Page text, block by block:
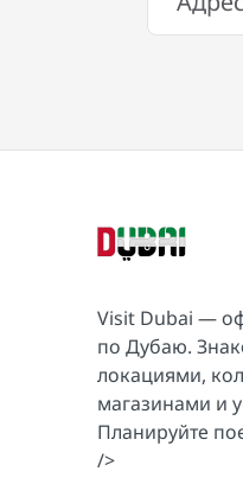
Visit Dubai —
по Дубаю.
локациями,
магазинами и
Планируйте
/>